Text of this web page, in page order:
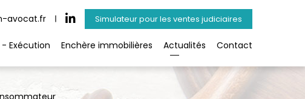
avocat.fr Simulateur pour les ventes judiciaires
Exécution Enchère immobilières Actualités Contact